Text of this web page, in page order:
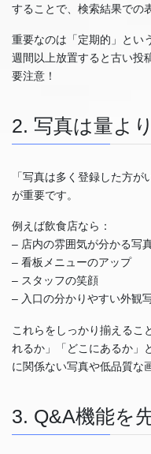
することで、検索結果での
重要なのは「定期的」とい
週間以上放置すると古い投
要注意！
2. 写真は量よ
「写真は多く登録した方
が重要です。
例えば飲食店なら：
– 店内の雰囲気が分かる写
– 看板メニューのアップ
– スタッフの笑顔
– 入口の分かりやすい外観
これらをしっかり揃えるこ
れるか」「どこにあるか」
に関係ない写真や低品質な
3. Q&A機能を